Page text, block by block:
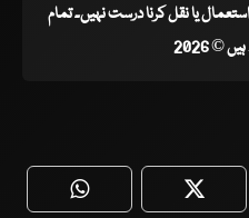
یا نقل کرنا درست نہیں۔ تمام
© 2026
WhatsApp